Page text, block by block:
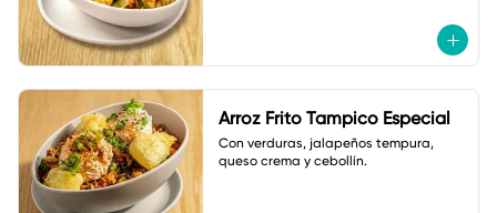
Arroz Frito Tampico Especial
Con verduras, jalapeños tempura,
queso crema y cebollín.